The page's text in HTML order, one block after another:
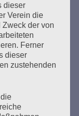
27 Weiter
Zeit
damals
dieser
Verein die
Zweck der von
Ferner
dieser
zustehenden